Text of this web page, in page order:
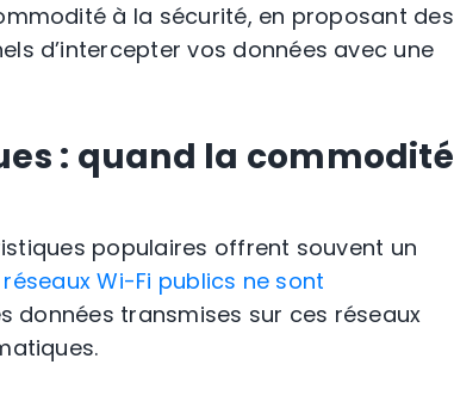
à la sécurité, en proposant des
d’intercepter vos données avec une
: quand la commodité
populaires offrent souvent un
réseaux Wi-Fi publics ne sont
données transmises sur ces réseaux